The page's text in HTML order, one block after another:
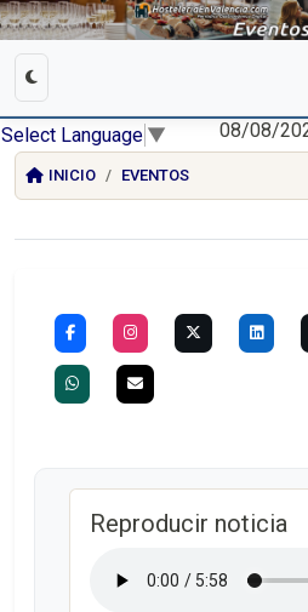
Select Language ▼ 08/08/
INICIO EVENTOS
Reproducir noticia